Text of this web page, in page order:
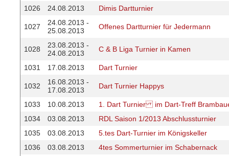
1026
24.08.2013 Dimis Dartturnier
1027
24.08.2013 -
25.08.2013
Offenes Dartturnier für Jedermann
1028
23.08.2013 -
24.08.2013
C & B Liga Turnier in Kamen
1031 17.08.2013 Dart Turnier
1032
16.08.2013 -
17.08.2013
Dart Turnier Happys
1033 10.08.2013
1. Dart Turnier im Dart-Treff
1034
03.08.2013
RDL Saison 1/2013 Abschlussturnier
1035
03.08.2013
5.tes Dart-Turnier im Königskeller
1036
03.08.2013
4tes Sommerturnier im Schabernack